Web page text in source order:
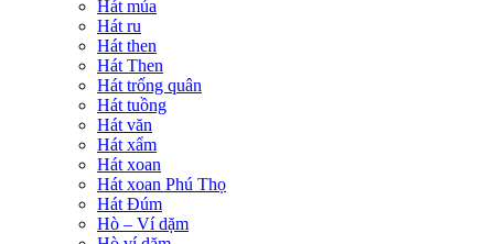
Hát múa
Hát ru
Hát then
Hát Then
Hát trống quân
Hát tuồng
Hát văn
Hát xẩm
Hát xoan
Hát xoan Phú Thọ
Hát Đúm
Hò – Ví dặm